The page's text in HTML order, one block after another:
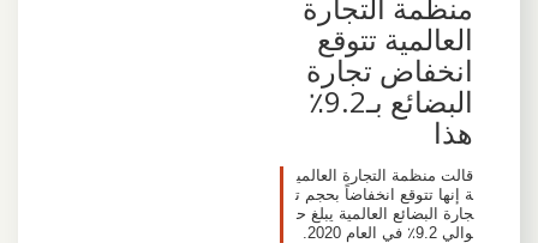
العالمية تتوقع
انخفاض تجارة
البضائع بـ9.2٪
هذا
قالت منظمة التجارة العالمي
ة إنها تتوقع انخفاضاً بحجم ت
جارة البضائع العالمية يبلغ ح
والي 9.2٪ في العام 2020.